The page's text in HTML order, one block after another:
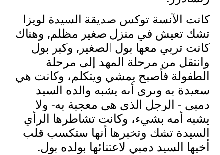
كانت الآنسة توكس صديقة السيدة لويزا
تشك تعيش في منزل صغير مظلم, وهناك
كانت تربي معها بول الصغير, وكبر بول
وانتقل من مرحلة المهد إلى مرحلة
الطفولة فأصبح يمشي ويتكلم، وكانت هي
سعيدة به وترى أنه يشبه والده السيد
دمبي - الرجل الذي هي معجبة به- ولا
يشبه أمه بشيء، وكانت تشاطرها الرأي
السيدة تشك وتخبرها أنها ستكسب قلب
أخيها السيد دمبي لاعتنائها بولده بول.